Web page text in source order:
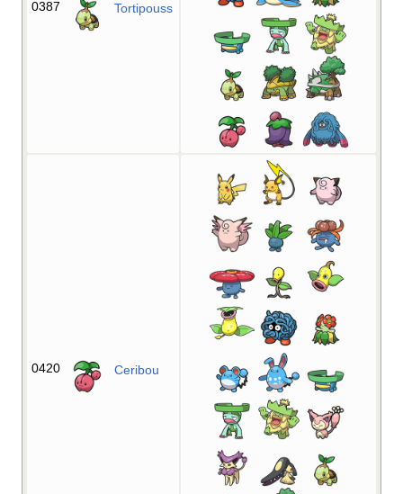
0387 Tortipouss
0420 Ceribou